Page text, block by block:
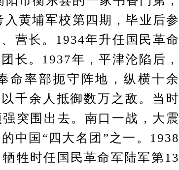
黄埔军校第四期，毕业后参
营长。1934年升任国民革命
长。1937年，平津沦陷后，
命率部扼守阵地，纵横十余
千余人抵御数万之敌。当时
突围出去。南口一战，大震
中国“四大名团”之一。1938
牲时任国民革命军陆军第13